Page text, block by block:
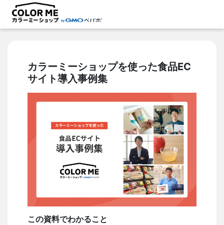
カラーミーショップを使った食品EC
サイト導入事例集
この資料でわかること